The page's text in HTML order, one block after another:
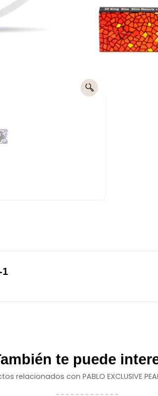
1
te puede
relacionados con PABLO EXCLUSIVE